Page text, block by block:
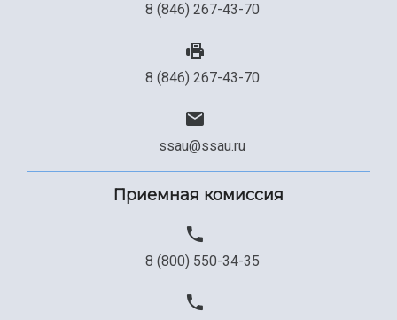
8 (846) 267-43-70
8 (846) 267-43-70
ssau@ssau.ru
Приемная комиссия
8 (800) 550-34-35